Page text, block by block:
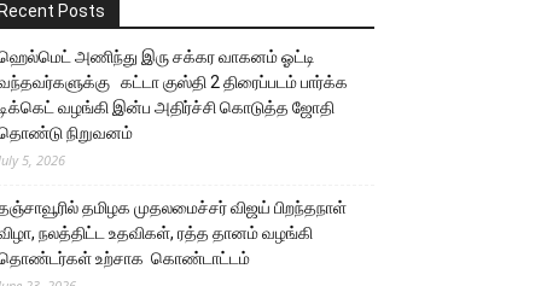
Posts
அணிந்து இரு சக்கர வாகனம் ஓட்டி
கட்டா குஸ்தி 2 திரைப்படம் பார்க்க
வழங்கி இன்ப அதிர்ச்சி கொடுத்த ஜோதி
நிறுவனம்
5, 2026
தமிழக முதலமைச்சர் விஜய் பிறந்தநாள்
நலத்திட்ட உதவிகள், ரத்த தானம் வழங்கி
உற்சாக கொண்டாட்டம்